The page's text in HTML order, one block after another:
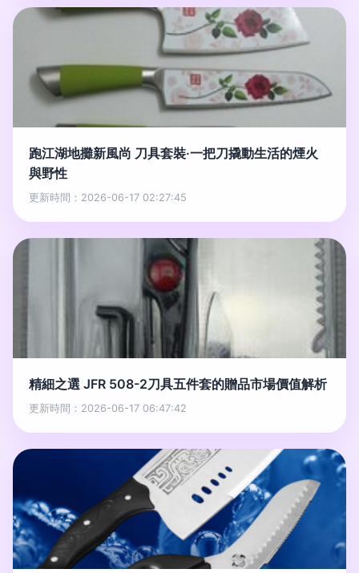
跑江湖地攤新風尚 刀具套裝·一把刀撬動生活的煙火
與野性
更新時間：2026-06-17 02:27:45
精細之選 JFR 508-2刀具五件套的贈品市場價值解析
更新時間：2026-06-17 06:47:42